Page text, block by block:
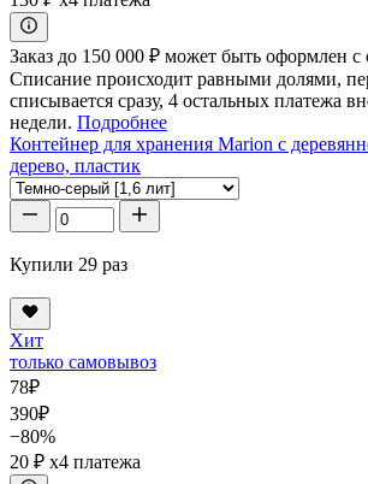
Заказ до 150 000 ₽ может быть оформлен с
Списание происходит равными долями,
списывается сразу, 4 остальных платежа
недели. Подробнее
Контейнер для хранения Marion с
дерево, пластик
Купили 29 раз
Хит
только самовывоз
78₽
390₽
−80%
20 ₽ x4 платежа